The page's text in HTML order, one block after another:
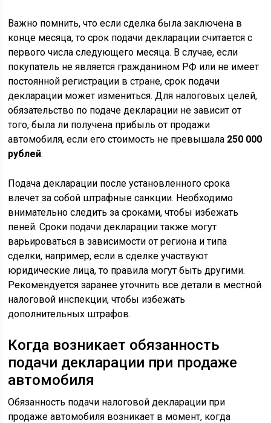
Важно помнить, что если сделка была заключена в
конце месяца, то срок подачи декларации считается с
первого числа следующего месяца. В случае, если
покупатель не является гражданином РФ или не имеет
постоянной регистрации в стране, срок подачи
декларации может измениться. Для налоговых целей,
обязательство по подаче декларации не зависит от
того, была ли получена прибыль от продажи
автомобиля, если его стоимость не превышала 250 000
рублей.
Подача декларации после установленного срока
влечет за собой штрафные санкции. Необходимо
внимательно следить за сроками, чтобы избежать
пеней. Сроки подачи декларации также могут
варьироваться в зависимости от региона и типа
сделки, например, если в сделке участвуют
юридические лица, то правила могут быть другими.
Рекомендуется заранее уточнить все детали в местной
налоговой инспекции, чтобы избежать
дополнительных штрафов.
Когда возникает обязанность
подачи декларации при продаже
автомобиля
Обязанность подачи налоговой декларации при
продаже автомобиля возникает в момент, когда